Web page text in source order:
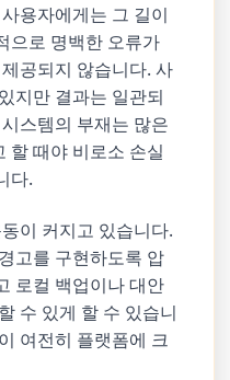
용자에게는 그 길이
으로 명백한 오류가
공되지 않습니다. 사
지만 결과는 일관되
스템의 부재는 많은
할 때야 비로소 손실
다.
이 커지고 있습니다.
고를 구현하도록 압
로컬 백업이나 대안
수 있게 할 수 있습니
여전히 플랫폼에 크